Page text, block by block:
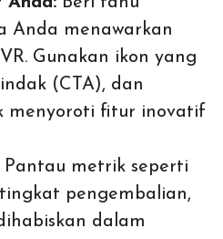
Anda menawarkan
Gunakan ikon yang
(CTA), dan
menyoroti fitur inovatif
Pantau metrik seperti
pengembalian,
dalam